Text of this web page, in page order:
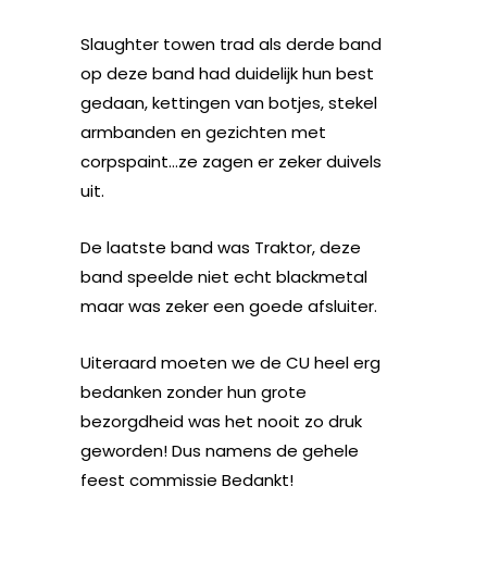
Slaughter towen trad als derde band
op deze band had duidelijk hun best
gedaan, kettingen van botjes, stekel
armbanden en gezichten met
corpspaint…ze zagen er zeker duivels
uit.
De laatste band was Traktor, deze
band speelde niet echt blackmetal
maar was zeker een goede afsluiter.
Uiteraard moeten we de CU heel erg
bedanken zonder hun grote
bezorgdheid was het nooit zo druk
geworden! Dus namens de gehele
feest commissie Bedankt!